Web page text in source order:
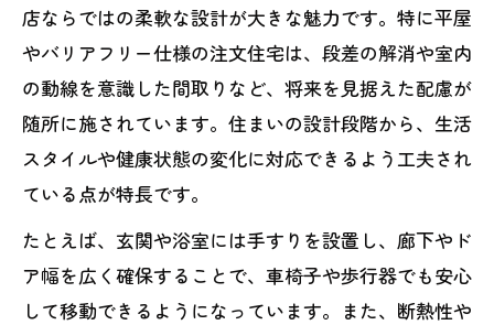
店ならではの柔軟な設計が大きな魅力です。特に平屋
やバリアフリー仕様の注文住宅は、段差の解消や室内
の動線を意識した間取りなど、将来を見据えた配慮が
随所に施されています。住まいの設計段階から、生活
スタイルや健康状態の変化に対応できるよう工夫され
ている点が特長です。
たとえば、玄関や浴室には手すりを設置し、廊下やド
ア幅を広く確保することで、車椅子や歩行器でも安心
して移動できるようになっています。また、断熱性や